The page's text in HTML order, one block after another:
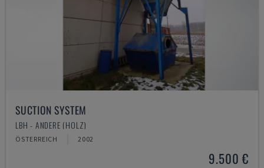
SUCTION SYSTEM
LBH - ANDERE (HOLZ)
ÖSTERREICH 2002
9.500 €